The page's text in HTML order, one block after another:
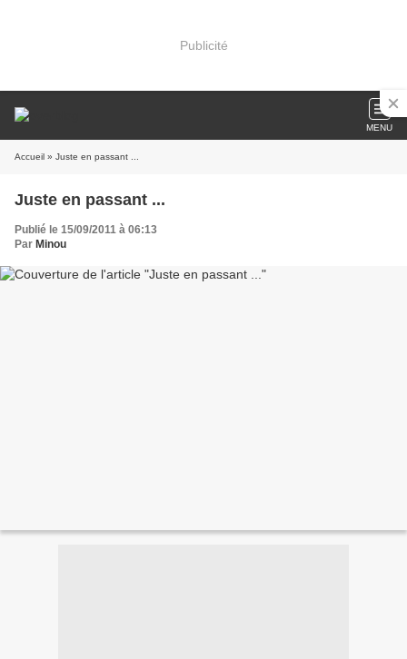
Publicité
MENU
Accueil » Juste en passant ...
Juste en passant ...
Publié le 15/09/2011 à 06:13
Par Minou